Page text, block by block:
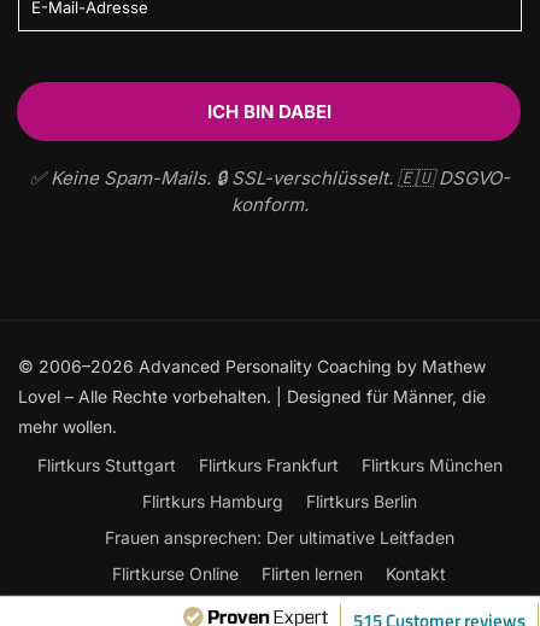
✅ Keine Spam-Mails. 🔒 SSL-verschlüsselt. 🇪🇺 DSGVO-
konform.
515 Customer reviews
© 2006–2026 Advanced Personality Coaching by Mathew
Lovel – Alle Rechte vorbehalten. | Designed für Männer, die
mehr wollen.
Flirtkurs Stuttgart
Flirtkurs Frankfurt
Flirtkurs München
Flirtkurs Hamburg
Flirtkurs Berlin
Frauen ansprechen: Der ultimative Leitfaden
Flirtkurse Online
Flirten lernen Kontakt